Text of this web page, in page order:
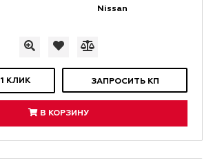
Nissan
КЛИК ЗАПРОСИТЬ КП
В КОРЗИНУ